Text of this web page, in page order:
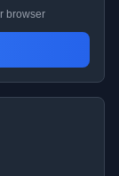
browser